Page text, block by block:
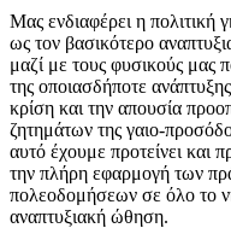
Μας ενδιαφέρει η
ως τον βασικότερο
μαζί με τους φυσικούς μας
της οποιασδήποτε
κρίση και την απουσία
ζητημάτων της γαιο-
αυτό έχουμε προτείνει και
την πλήρη εφαρμογή των
πολεοδομήσεων σε όλο το
αναπτυξιακή ώθηση.